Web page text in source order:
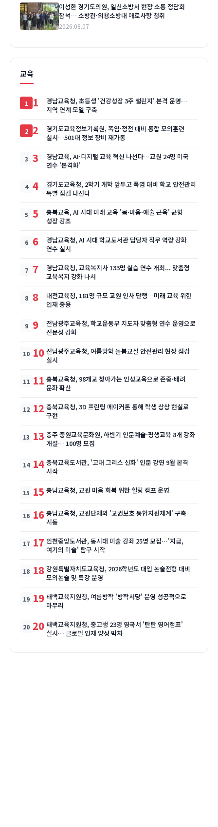
이성한 경기도의원, 일산소방서 현장 소통 정담회
참석… 소방관·의용소방대 애로사항 청취
2026.08.07
교육
1
경남교육청, 초등생 '건강성장 3주 챌린지' 본격 운영…
지역 연계 모델 구축
2
경기도교육정보기록원, 폭염·정전 대비 통합 모의훈련
실시…501대 정보 장비 재가동
3
경남교육, AI·디지털 교육 혁신 나선다…교원 24명 미국
연수 '본격화'
4
경기도교육청, 2학기 개학 앞두고 폭염 대비 학교 안전관리
특별 점검 나선다
5
충북교육, AI 시대 미래 교육 '몸·마음·예술 근육' 균형
성장 강조
6
경남교육청, AI 시대 학교도서관 담당자 직무 역량 강화
연수 실시
7
경남교육청, 교육복지사 133명 실습 연수 개최... 맞춤형
교육복지 강화 나서
8
대전교육청, 181명 규모 교원 인사 단행…미래 교육 위한
인재 중용
9
전남광주교육청, 학교운동부 지도자 맞춤형 연수 운영으로
전문성 강화
10 전남광주교육청, 여름방학 돌봄교실 안전관리 현장 점검
실시
11 충북교육청, 98개교 찾아가는 인성교육으로 존중·배려
문화 확산
12 충북교육청, 3D 프린팅 메이커톤 통해 학생 상상 현실로
구현
13 충주 중원교육문화원, 하반기 인문예술·평생교육 8개 강좌
개설… 100명 모집
14 충북교육도서관, '고대 그리스 신화' 인문 강연 9월 본격
시작
15 충남교육청, 교원 마음 회복 위한 힐링 캠프 운영
16 충남교육청, 교원단체와 '교권보호 통합지원체계' 구축
시동
17 인천중앙도서관, 동시대 미술 강좌 25명 모집…'지금,
여기의 미술' 탐구 시작
18 강원특별자치도교육청, 2026학년도 대입 논술전형 대비
모의논술 및 특강 운영
19 태백교육지원청, 여름방학 '방학서당' 운영 성공적으로
마무리
20 태백교육지원청, 중고생 23명 영국서 '탄탄 영어캠프'
실시… 글로벌 인재 양성 박차